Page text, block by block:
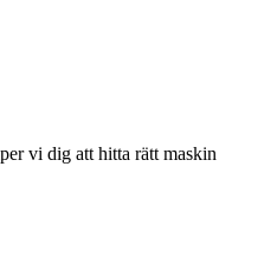
vi dig att hitta rätt maskin